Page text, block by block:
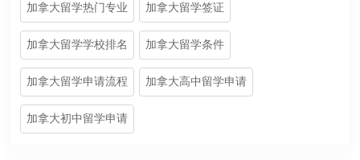
加拿大留学热门专业 加拿大留学签证
加拿大留学学校排名 加拿大留学条件
加拿大留学申请流程 加拿大高中留学申请
加拿大初中留学申请